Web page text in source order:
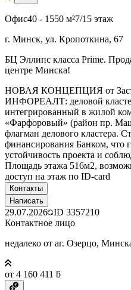
Офис40 - 1550 м²7/15 этаж
г. Минск, ул. Кропоткина, 67
БЦ Эллипс класса Prime.
центре Минска!
НОВАЯ КОНЦЕПЦИЯ от
ИНФОРЕАЛТ: деловой
интегрированный в жилой
«Фарфоровый» (район пр.
флагман делового кластера.
финансирования Банком, что
устойчивость проекта и
Площадь этажа 516м2,
доступ на этаж по ID-card
Контакты
Написать
29.07.2026 ID 3357210
Контактное лицо
недалеко от аг. Озерцо,
от 4 160 411 ƃ